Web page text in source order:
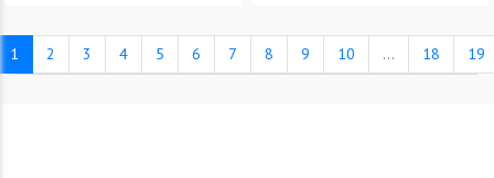
1 2 3 4 5 6 7 8 9 10 ... 18 19